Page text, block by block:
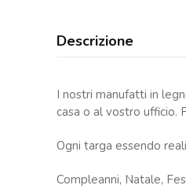
Descrizione
I nostri manufatti in
casa o al vostro ufficio.
Ogni targa essendo
Compleanni, Natale,